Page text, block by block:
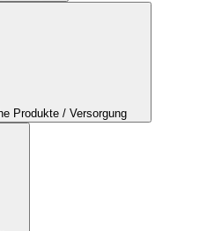
Produkte / Versorgung